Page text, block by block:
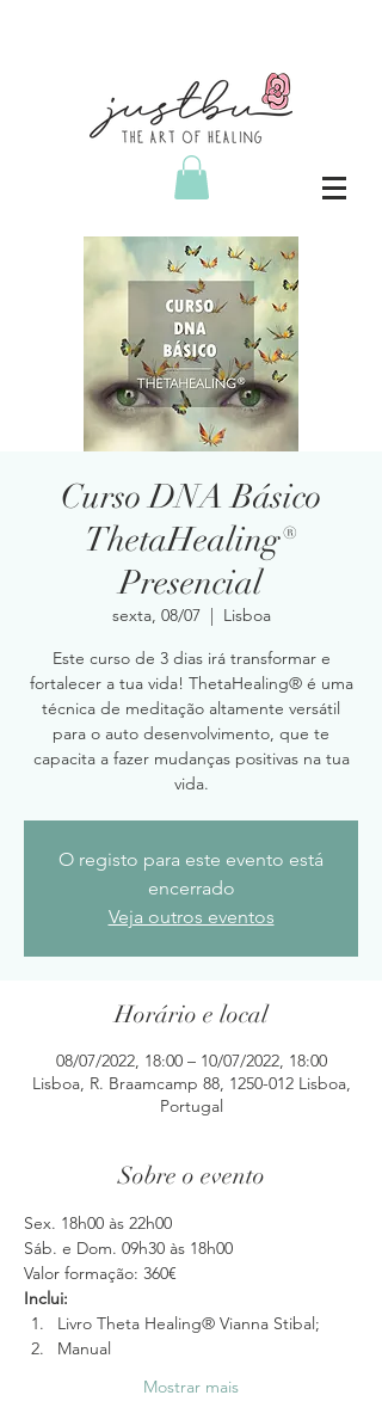
Curso DNA Básico
ThetaHealing®
Presencial
sexta, 08/07
  |
Lisboa
Este curso de 3 dias irá transformar e
fortalecer a tua vida! ThetaHealing® é uma
técnica de meditação altamente versátil
para o auto desenvolvimento, que te
capacita a fazer mudanças positivas na tua
vida.
O registo para este evento está
encerrado
Veja outros eventos
Horário e local
08/07/2022, 18:00 – 10/07/2022, 18:00
Lisboa, R. Braamcamp 88, 1250-012 Lisboa,
Portugal
Sobre o evento
Sex. 18h00 às 22h00
Sáb. e Dom. 09h30 às 18h00
Valor formação: 360€
Inclui:
Livro Theta Healing® Vianna Stibal;
Manual
Mostrar mais